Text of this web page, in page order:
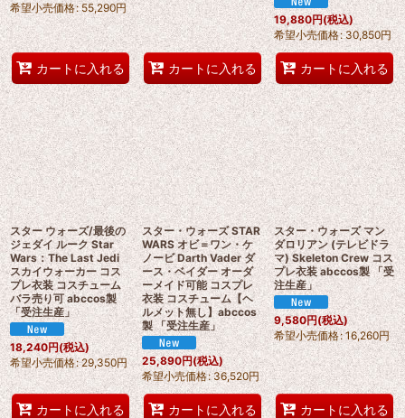
希望小売価格: 55,290円
カートに入れる カートに入れる
19,880円(税込)
希望小売価格: 30,850円
カートに入れる
スター ウォーズ/最後の
ジェダイ ルーク Star
Wars：The Last Jedi
スカイウォーカー コス
プレ衣装 コスチューム
バラ売り可 abccos製
「受注生産」
18,240円(税込)
希望小売価格: 29,350円
カートに入れる
スター・ウォーズ STAR
WARS オビ＝ワン・ケ
ノービ Darth Vader ダ
ース・ベイダー オーダ
ーメイド可能 コスプレ
衣装 コスチューム【ヘ
ルメット無し】abccos
製 「受注生産」
25,890円(税込)
希望小売価格: 36,520円
カートに入れる
スター・ウォーズ マン
ダロリアン (テレビドラ
マ) Skeleton Crew コス
プレ衣装 abccos製 「受
注生産」
9,580円(税込)
希望小売価格: 16,260円
カートに入れる